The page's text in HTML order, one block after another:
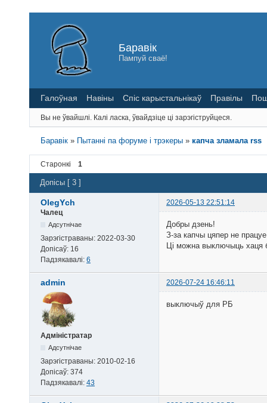
Баравік
Пампуй сваё!
Галоўная Навіны Спіс карыстальнікаў Правілы
Вы не ўвайшлі. Калі ласка, ўвайдзіце ці зарэгіструйцеся.
Баравік » Пытанні па форуме і трэкеры »капча зламала rss
Старонкі 1
Допісы [ 3 ]
OlegYch
2026-05-13 22:51:14
Чалец
Адсутнічае
Зарэгістраваны: 2022-03-30
Допісаў: 16
Падзякавалі: 6
Добры дзень!
З-за капчы цяпер не
Ці можна выключыць хаця
admin 2026-07-24 16:46:11
Адміністратар
Адсутнічае
Зарэгістраваны: 2010-02-16
Допісаў: 374
Падзякавалі: 43
выключыў для РБ